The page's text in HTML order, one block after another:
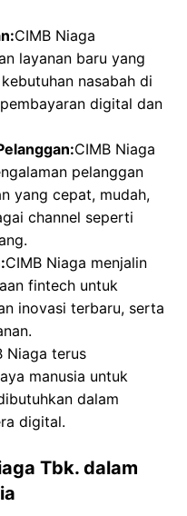
CIMB Niaga
layanan baru yang
nasabah di
digital dan
CIMB Niaga
pelanggan
yang cepat, mudah,
channel seperti
CIMB Niaga menjalin
fintech untuk
inovasi terbaru, serta
Niaga terus
manusia untuk
dalam
digital.
Tbk. dalam